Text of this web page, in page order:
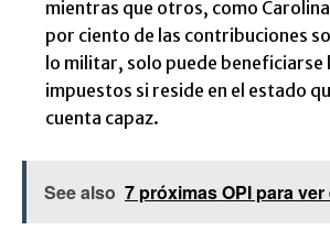
mientras que otros, como
por ciento de las contribuciones
lo militar, solo puede beneficiarse
impuestos si reside en el estado
cuenta capaz.
See also 7 próximas OPI para ver